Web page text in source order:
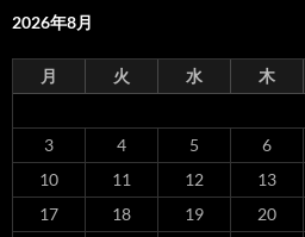
2026年8月
月 火 水 木
3
4 5 6
10
11 12 13
17
18 19 20